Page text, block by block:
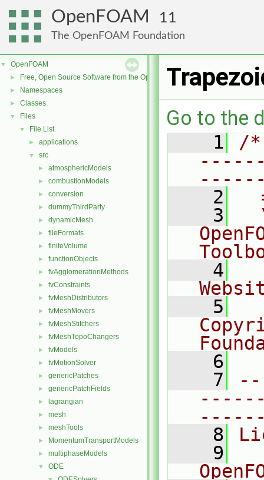
OpenFOAM 11
The OpenFOAM Foundation
▼ OpenFOAM
► Free, Open Source Software from the OpenFOAM Foundation
► Namespaces
► Classes
▼ Files
▼ File List
► applications
▼ src
► atmosphericModels
► combustionModels
► conversion
► dummyThirdParty
► dynamicMesh
► fileFormats
► finiteVolume
► functionObjects
► fvAgglomerationMethods
► fvConstraints
► fvMeshDistributors
► fvMeshMovers
► fvMeshStitchers
► fvMeshTopoChangers
► fvModels
► fvMotionSolver
► genericPatches
► genericPatchFields
► lagrangian
► mesh
► meshTools
► MomentumTransportModels
► multiphaseModels
▼ ODE
Go to the
    1
/
    2
    3
    4
    5
    6
    7
    8
    9